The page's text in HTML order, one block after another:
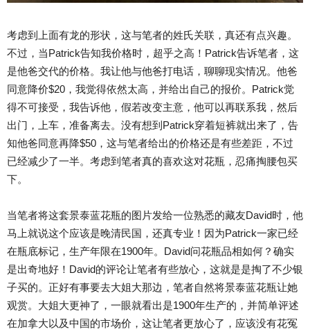
考虑到上面有龙的形状，这与笔者的姓氏关联，真还有点兴趣。
不过，当Patrick告知我价格时，超乎之高！Patrick告诉笔者，这
是他爸交代的价格。我让他与他爸打电话，聊聊现实情况。他爸
同意降价$20，我觉得依然太高，并给出自己的报价。Patrick觉
得不可接受，我告诉他，假若改变主意，他可以再联系我，然后
出门，上车，准备离去。没有想到Patrick穿着短裤就出来了，告
知他爸同意再降$50，这与笔者给出的价格还是有些差距，不过
已经减少了一半。考虑到笔者真的喜欢这对花瓶，忍痛掏腰包买
下。
当笔者将这套景泰蓝花瓶的图片发给一位熟悉的藏友David时，他
马上就说这个应该是晚清民国，还真专业！因为Patrick一家已经
在瓶底标记，生产年限在1900年。David问花瓶品相如何？确实
是出奇地好！David的评论让笔者有些放心，这就是是掏了不少银
子买的。正好有事要去大姐大那边，笔者自然将景泰蓝花瓶让她
观赏。大姐大更神了，一眼就看出是1900年生产的，并简单评述
在加拿大以及中国的市场价，这让笔者更放心了，应该没有花冤